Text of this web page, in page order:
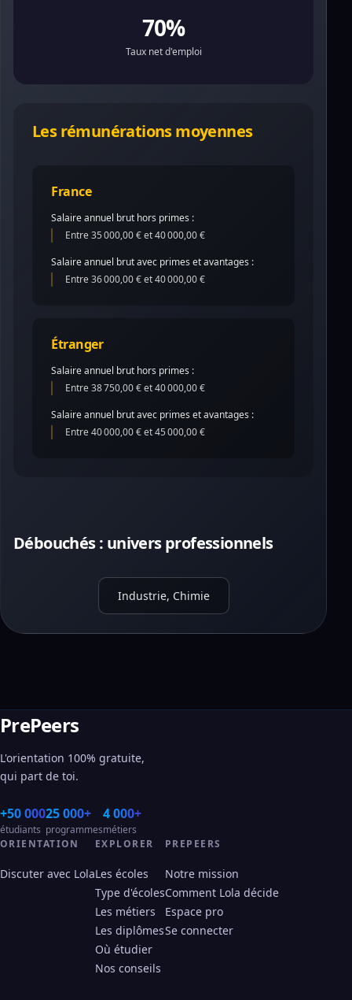
70%
Taux net d'emploi
Les rémunérations moyennes
France
Salaire annuel brut hors primes :
Entre 35 000,00 € et 40 000,00 €
Salaire annuel brut avec primes et avantages :
Entre 36 000,00 € et 40 000,00 €
Étranger
Salaire annuel brut hors primes :
Entre 38 750,00 € et 40 000,00 €
Salaire annuel brut avec primes et avantages :
Entre 40 000,00 € et 45 000,00 €
Débouchés : univers professionnels
Industrie, Chimie
PrePeers
L'orientation 100% gratuite,
qui part de toi.
+50 000
étudiants
25 000+
programmes
4 000+
métiers
ORIENTATION
Discuter avec Lola
EXPLORER
Les écoles
Type d'écoles
Les métiers
Les diplômes
Où étudier
Nos conseils
PREPEERS
Notre mission
Comment Lola décide
Espace pro
Se connecter